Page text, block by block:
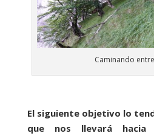
Caminando
El siguiente objetivo lo
que nos llevará hacia